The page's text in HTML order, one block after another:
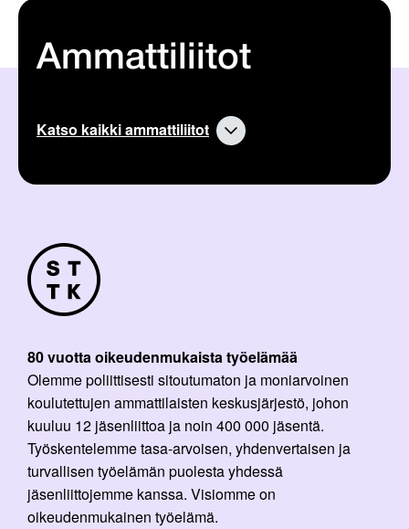
Ammattiliitot
Katso kaikki ammattiliitot
80 vuotta oikeudenmukaista työelämää
Olemme poliittisesti sitoutumaton ja moniarvoinen
koulutettujen ammattilaisten keskusjärjestö, johon
kuuluu 12 jäsenliittoa ja noin 400 000 jäsentä.
Työskentelemme tasa-arvoisen, yhdenvertaisen ja
turvallisen työelämän puolesta yhdessä
jäsenliittojemme kanssa. Visiomme on
oikeudenmukainen työelämä.